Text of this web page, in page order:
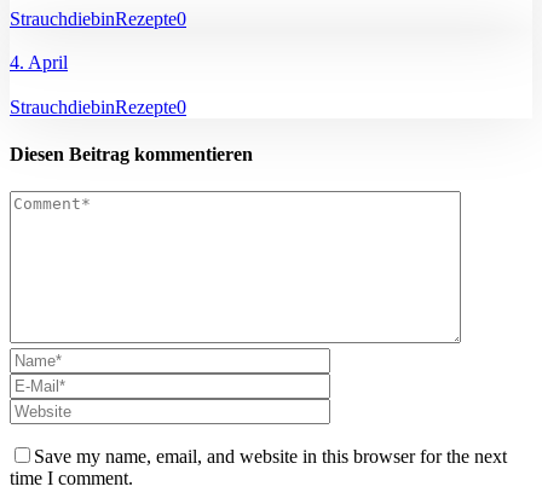
StrauchdiebinRezepte0
4. April
StrauchdiebinRezepte0
Diesen Beitrag kommentieren
Save my name, email, and website in this browser for the next
time I comment.